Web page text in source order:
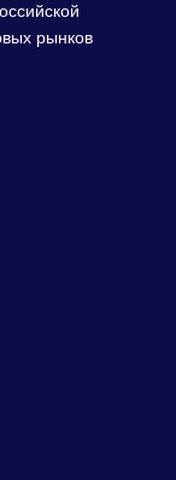
рынков